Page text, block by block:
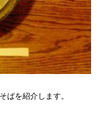
ばを紹介します。